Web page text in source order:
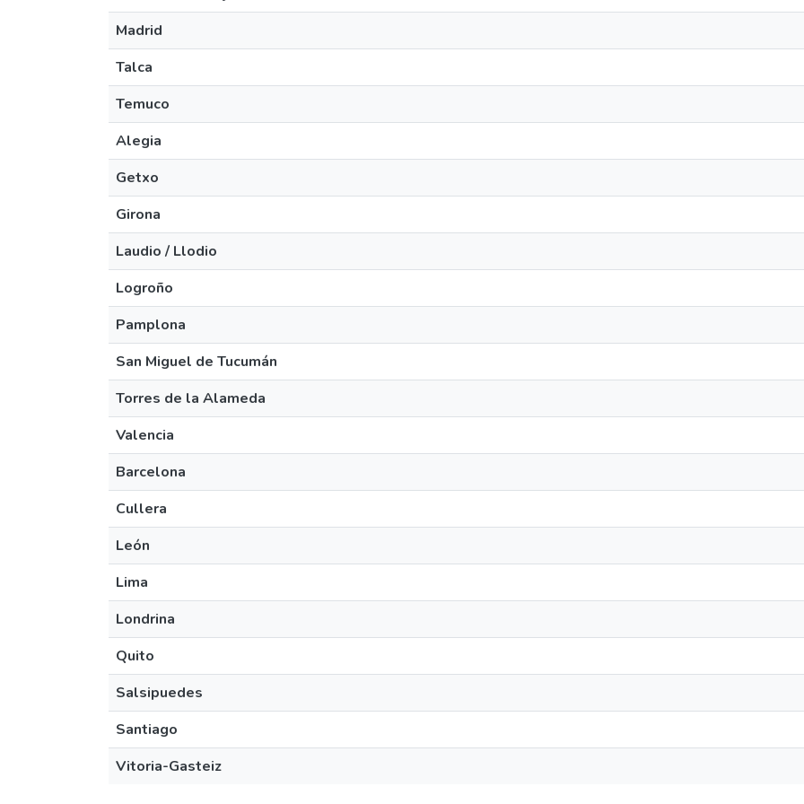
Madrid
Talca
Temuco
Alegia
Getxo
Girona
Laudio / Llodio
Logroño
Pamplona
San Miguel de Tucumán
Torres de la Alameda
Valencia
Barcelona
Cullera
León
Lima
Londrina
Quito
Salsipuedes
Santiago
Vitoria-Gasteiz